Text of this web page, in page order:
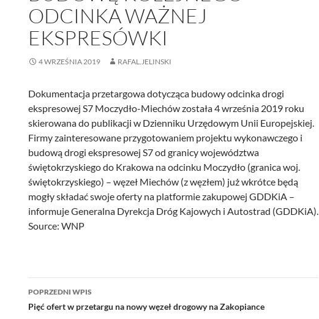
ODCINKA WAŻNEJ
EKSPRESÓWKI
4 WRZEŚNIA 2019 RAFAL.JELINSKI
Dokumentacja przetargowa dotycząca budowy odcinka drogi
ekspresowej S7 Moczydło-Miechów została 4 września 2019 roku
skierowana do publikacji w Dzienniku Urzędowym Unii Europejskiej.
Firmy zainteresowane przygotowaniem projektu wykonawczego i
budową drogi ekspresowej S7 od granicy województwa
świętokrzyskiego do Krakowa na odcinku Moczydło (granica woj.
świętokrzyskiego) – węzeł Miechów (z węzłem) już wkrótce będą
mogły składać swoje oferty na platformie zakupowej GDDKiA –
informuje Generalna Dyrekcja Dróg Kajowych i Autostrad (GDDKiA).
Source: WNP
Nawigacja
wpisu
POPRZEDNI WPIS
Pięć ofert w przetargu na nowy węzeł drogowy na Zakopiance